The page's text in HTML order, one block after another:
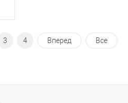
3 4 Вперед Все